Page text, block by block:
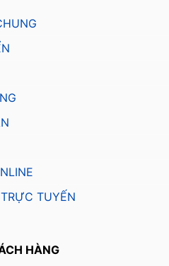
TUYẾN
HÀNG